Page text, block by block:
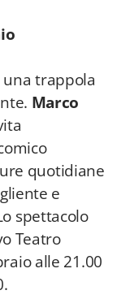
trappola
Marco
quotidiane
e
spettacolo
Teatro
alle 21.00